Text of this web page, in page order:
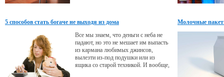
поэтому в непосредственной
близости от них может быть
расположена мебель и прочие
элементы.
5 способов стать богаче не выходя из дома
Все мы знаем, что деньги с неба не
падают, но это не мешает им выпасть
из кармана любимых джинсов,
вылезти из-под подушки или из
ящика со старой техникой. И вообще,
Молочные